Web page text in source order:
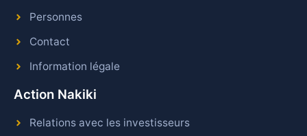
Personnes
Contact
Information légale
Action Nakiki
Relations avec les investisseurs